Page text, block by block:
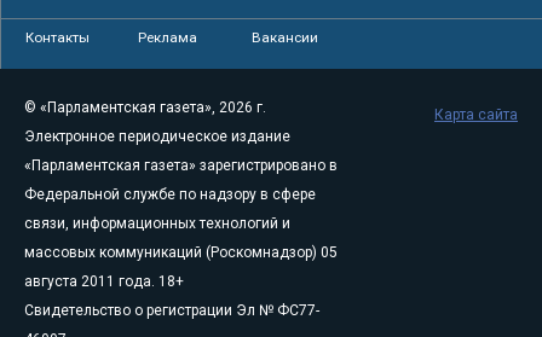
Контакты Реклама Вакансии
© «Парламентская газета», 2026 г.
Электронное периодическое издание
«Парламентская газета» зарегистрировано в
Федеральной службе по надзору в сфере
связи, информационных технологий и
массовых коммуникаций (Роскомнадзор) 05
августа 2011 года. 18+
Свидетельство о регистрации Эл № ФС77-
Карта сайта